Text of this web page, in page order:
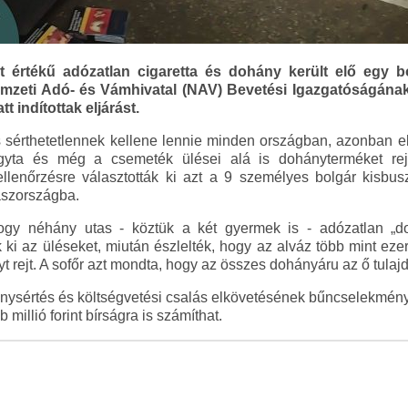
értékű adózatlan cigaretta és dohány került elő egy
Adó- és Vámhivatal (NAV) Bevetési
indítottak eljárást.
kellene lennie minden országban, azonban
és még a csemeték ülései alá is dohányterméket
választották ki azt a 9 személyes bolgár
néhány utas - köztük a két gyermek is - adózatlan
ki az üléseket, miután észlelték, hogy az alváz több mint
rejt. A sofőr azt mondta, hogy az összes dohányáru az ő
és költségvetési csalás elkövetésének
millió forint bírságra is számíthat.